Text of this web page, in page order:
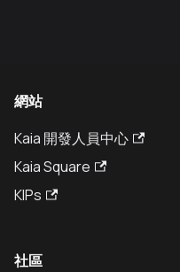
網站
Kaia 開發人員中心
Kaia Square
KIPs
社區